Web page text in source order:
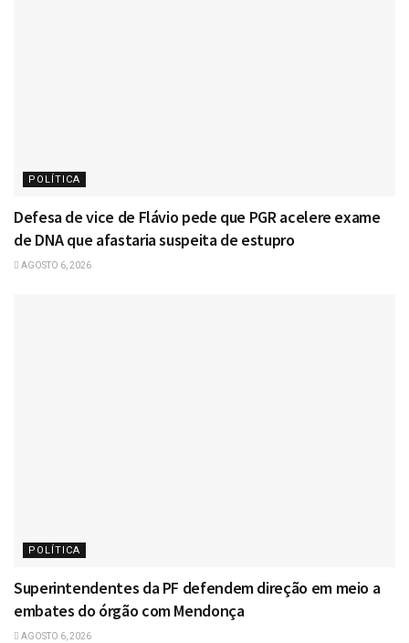
POLÍTICA
Defesa de vice de Flávio pede que PGR acelere exame
de DNA que afastaria suspeita de estupro
AGOSTO 6, 2026
POLÍTICA
Superintendentes da PF defendem direção em meio a
embates do órgão com Mendonça
AGOSTO 6, 2026